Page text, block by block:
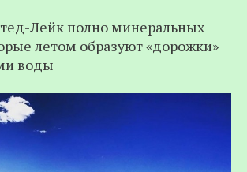
Лейк полно минеральных
летом образуют «дорожки»
воды